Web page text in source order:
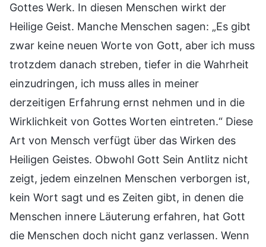
Gottes Werk. In diesen Menschen wirkt der
Heilige Geist. Manche Menschen sagen: „Es gibt
zwar keine neuen Worte von Gott, aber ich muss
trotzdem danach streben, tiefer in die Wahrheit
einzudringen, ich muss alles in meiner
derzeitigen Erfahrung ernst nehmen und in die
Wirklichkeit von Gottes Worten eintreten.“ Diese
Art von Mensch verfügt über das Wirken des
Heiligen Geistes. Obwohl Gott Sein Antlitz nicht
zeigt, jedem einzelnen Menschen verborgen ist,
kein Wort sagt und es Zeiten gibt, in denen die
Menschen innere Läuterung erfahren, hat Gott
die Menschen doch nicht ganz verlassen. Wenn